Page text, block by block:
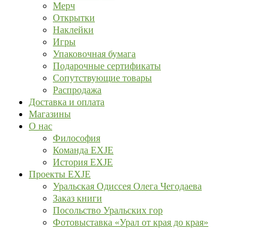
Мерч
Открытки
Наклейки
Игры
Упаковочная бумага
Подарочные сертификаты
Сопутствующие товары
Распродажа
Доставка и оплата
Магазины
О нас
Философия
Команда EXJE
История EXJE
Проекты EXJE
Уральская Одиссея Олега Чегодаева
Заказ книги
Посольство Уральских гор
Фотовыставка «Урал от края до края»